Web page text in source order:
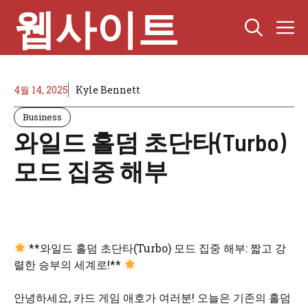
content
웹사이트
4월 14, 2025 Kyle Bennett
Business
와일드 홀덤 초단타(Turbo)
모드 집중 해부
**와일드 홀덤 초단타(Turbo) 모드 집중 해부: 짧고 강
렬한 승부의 세계로!**
안녕하세요, 카드 게임 애호가 여러분! 오늘은 기존의 홀덤